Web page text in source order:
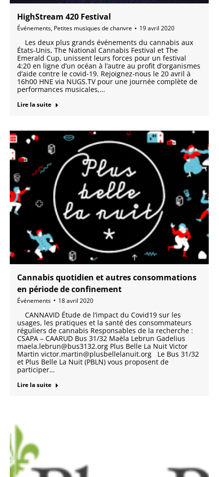
HighStream 420 Festival
Événements, Petites musiques de chanvre 19 avril 2020
Les deux plus grands événements du cannabis aux
États-Unis, The National Cannabis Festival et The
Emerald Cup, unissent leurs forces pour un festival
4:20 en ligne d’un océan à l’autre au profit d’organismes
d’aide contre le covid-19. Rejoignez-nous le 20 avril à
16h00 HNE via NUGS.TV pour une journée complète de
performances musicales,…
Lire la suite
Cannabis quotidien et autres consommations
en période de confinement
Événements 18 avril 2020
CANNAVID Étude de l’impact du Covid19 sur les
usages, les pratiques et la santé des consommateurs
réguliers de cannabis Responsables de la recherche :
CSAPA – CAARUD Bus 31/32 Maëla Lebrun Gadelius
maela.lebrun@bus3132.org Plus Belle La Nuit Victor
Martin victor.martin@plusbellelanuit.org Le Bus 31/32
et Plus Belle La Nuit (PBLN) vous proposent de
participer…
Lire la suite